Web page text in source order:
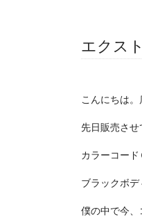
エクス
こんにちは。
先日販売さ
カラーコー
ブラックボ
僕の中で今、